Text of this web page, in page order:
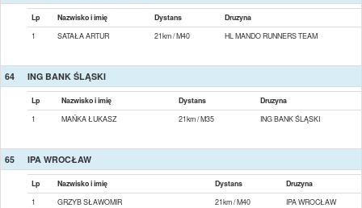
Lp Nazwisko i imię Dystans
Druzyna
1
SATAŁA ARTUR 21km / M40 HL MANDO RUNNERS TEAM
64 ING BANK ŚLĄSKI
Lp Nazwisko i imię Dystans
Druzyna
1
MAŃKA ŁUKASZ 21km / M35 ING BANK ŚLĄSKI
65 IPA WROCŁAW
Lp Nazwisko i imię Dystans
Druzyna
1
GRZYB SŁAWOMIR 21km / M40
IPA WROCŁAW